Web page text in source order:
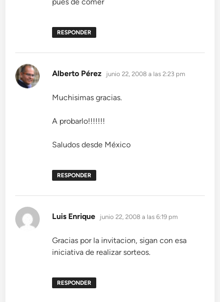
RESPONDER
Alberto Pérez dice:
junio 22, 2008 a las 2:23 pm
Muchisimas gracias.
A probarlo!!!!!!!
Saludos desde México
RESPONDER
Luis Enrique dice:
junio 22, 2008 a las 6:19 pm
Gracias por la invitacion, sigan con esa
iniciativa de realizar sorteos.
RESPONDER